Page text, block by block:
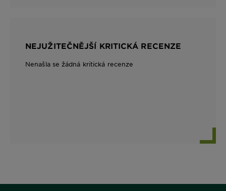
NEJUŽITEČNĚJŠÍ KRITICKÁ RECENZE
Nenašla se žádná kritická recenze